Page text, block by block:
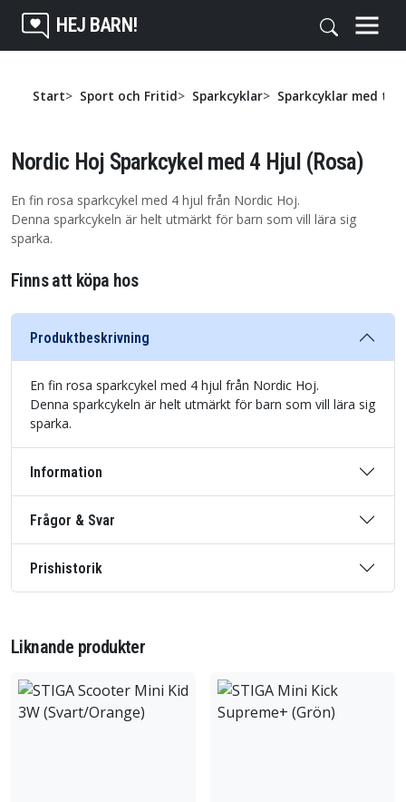
HEJ BARN!
Start Sport och Fritid Sparkcyklar Sparkcyklar med tre
Nordic Hoj Sparkcykel med 4 Hjul (Rosa)
En fin rosa sparkcykel med 4 hjul från Nordic Hoj.
Denna sparkcykeln är helt utmärkt för barn som vill lära sig
sparka.
Finns att köpa hos
Produktbeskrivning
En fin rosa sparkcykel med 4 hjul från Nordic Hoj.
Denna sparkcykeln är helt utmärkt för barn som vill lära sig
sparka.
Information
Frågor & Svar
Prishistorik
Liknande produkter